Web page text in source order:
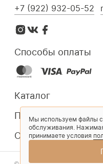
+7 (922) 932-05-52
Способы оплаты
Каталог
Покупателям
О компании
Мы используем файлы
обслуживания.
принимаете условия